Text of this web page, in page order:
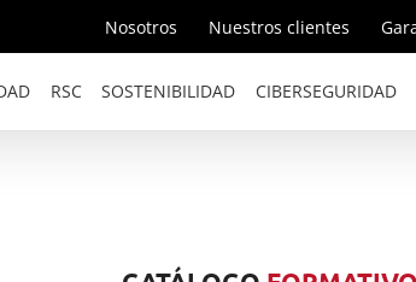
Nosotros Nuestros clientes
RSC SOSTENIBILIDAD CIBERSEGURIDAD